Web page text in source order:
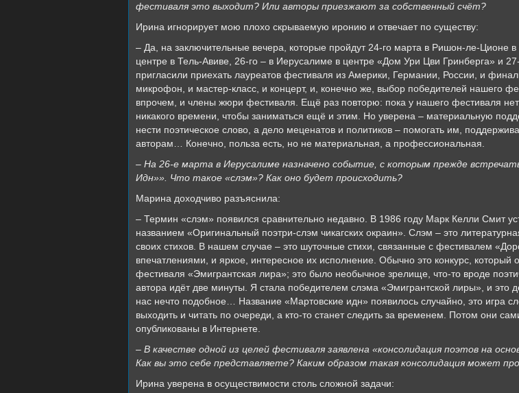
фестиваля это выходит? Или авторы приезжают за собственный счёт?
Ирина игнорирует мою плохо скрываемую иронию и отвечает по существу:
– Да, на заключительные вечера, которые пройдут 24-го марта в Ришон-ле-Ционе
центре в Тель-Авиве, 26-го – в Иерусалиме в центре «Дом Ури Цви Гринберга» и
пригласили приехать лауреатов фестиваля из Америки, Германии, России, и
микрофон, и мастер-класс, и концерт, и, конечно же, выбор победителей нашего
впрочем, и члены жюри фестиваля. Ещё раз повторю: пока у нашего фестиваля
никакого времени, чтобы заниматься ещё и этим. Но уверена – материальную
нести поэтическое слово, а дело меценатов и политиков – помогать им,
авторам… Конечно, польза есть, но не материальная, а профессиональная.
– На 26-е марта в Иерусалиме назначено событие, с которым прежде
Идн»». Что такое «слэм»? Как оно будет происходить?
Марина доходчиво разъяснила:
– Термин «слэм» появился сравнительно недавно. В 1986 году Марк Келли Смит
названием «Оригинальный поэтри-слэм чикагских окраин». Слэм – это
своих стихов. В нашем случае – это шуточные стихи, связанные с фестивалем
впечатлениями, и яркое, интересное их исполнение. Обычно это конкурс,
фестиваля «Эмигрантская лира»; это было необычное зрелище, что-то вроде
автора идёт две минуты. Я стала победителем слэма «Эмигрантской лиры», и это
нас нечто подобное… Название «Мартовские идн» появилось случайно, это игра
выходить и читать по очереди, а кто-то станет следить за временем. Потом они
опубликованы в Интернете.
– В качестве одной из целей фестиваля заявлена «консолидация поэтов на
Как вы это себе представляете? Каким образом такая консолидация может
Ирина уверена в осуществимости столь сложной задачи: